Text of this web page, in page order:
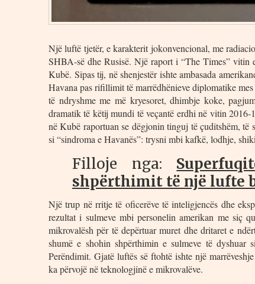
Një luftë tjetër, e karakterit jokonvencional, me
SHBA-së dhe Rusisë. Një raport i “The Times” vitin
Kubë. Sipas tij, në shenjestër ishte ambasada
Havana pas rifillimit të marrëdhënieve diplomatike
të ndryshme me më kryesoret, dhimbje koke,
dramatik të këtij mundi të veçantë erdhi në vitin
në Kubë raportuan se dëgjonin tinguj të çuditshëm,
si “sindroma e Havanës”: trysni mbi kafkë, lodhje,
Filloje nga:
shpërthimit të një lufte
Një trup në rritje të oficerëve të inteligjencës dhe
rezultat i sulmeve mbi personelin amerikan me siç
mikrovalësh për të depërtuar muret dhe dritaret e
shumë e shohin shpërthimin e sulmeve të
Perëndimit. Gjatë luftës së ftohtë ishte një
ka përvojë në teknologjinë e mikrovalëve.